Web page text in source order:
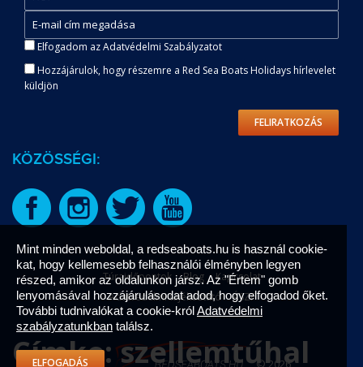
Címke:szellemtűhal
Elfogadom az Adatvédelmi Szabályzatot
Hozzájárulok, hogy részemre a Red Sea Boats Holidays hírlevelet
küldjön
FELIRATKOZÁS
KÖZÖSSÉGI:
Túraidőpontok Blog
Kapcsolat
Adatvédelmi tájékoztató
ÁSZF
© 2026
Mint minden weboldal, a redseaboats.hu is használ cookie-
kat, hogy kellemesebb felhasználói élményben legyen
részed, amikor az oldalunkon jársz. Az "Értem" gomb
lenyomásával hozzájárulásodat adod, hogy elfogadod őket.
További tudnivalókat a cookie-królAdatvédelmi
szabályzatunkban találsz.
ELFOGADÁS